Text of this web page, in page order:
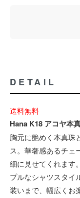
DETAIL
送料無料
Hana K18 アコヤ本
胸元に艶めく本真珠
ス。華奢感あるチェ
細に見せてくれます
プルなシャツスタイ
装いまで、幅広くお